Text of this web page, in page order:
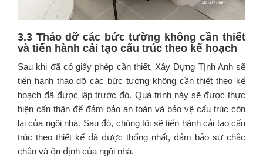
3.3 Tháo dỡ các bức tường không cần thiết
và tiến hành cải tạo cấu trúc theo kế hoạch
Sau khi đã có giấy phép cần thiết, Xây Dựng Tịnh Anh sẽ
tiến hành tháo dỡ các bức tường không cần thiết theo kế
hoạch đã được lập trước đó. Quá trình này sẽ được thực
hiện cẩn thận để đảm bảo an toàn và bảo vệ cấu trúc còn
lại của ngôi nhà. Sau đó, chúng tôi sẽ tiến hành cải tạo cấu
trúc theo thiết kế đã được thống nhất, đảm bảo sự chắc
chắn và ổn định của ngôi nhà.